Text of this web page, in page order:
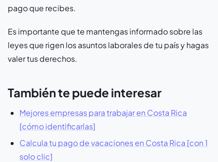
pago que recibes.
Es importante que te mantengas informado sobre las
leyes que rigen los asuntos laborales de tu país y hagas
valer tus derechos.
También te puede interesar
Mejores empresas para trabajar en Costa Rica
[cómo identificarlas]
Calcula tu pago de vacaciones en Costa Rica [con 1
solo clic]